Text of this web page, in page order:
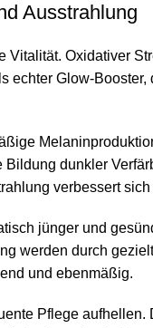
Ausstrahlung
Vitalität. Oxidativer
echter Glow-Booster,
dunkler
verbessert
jünger und
werden durch
und ebenmäßig.
Pflege aufhellen.